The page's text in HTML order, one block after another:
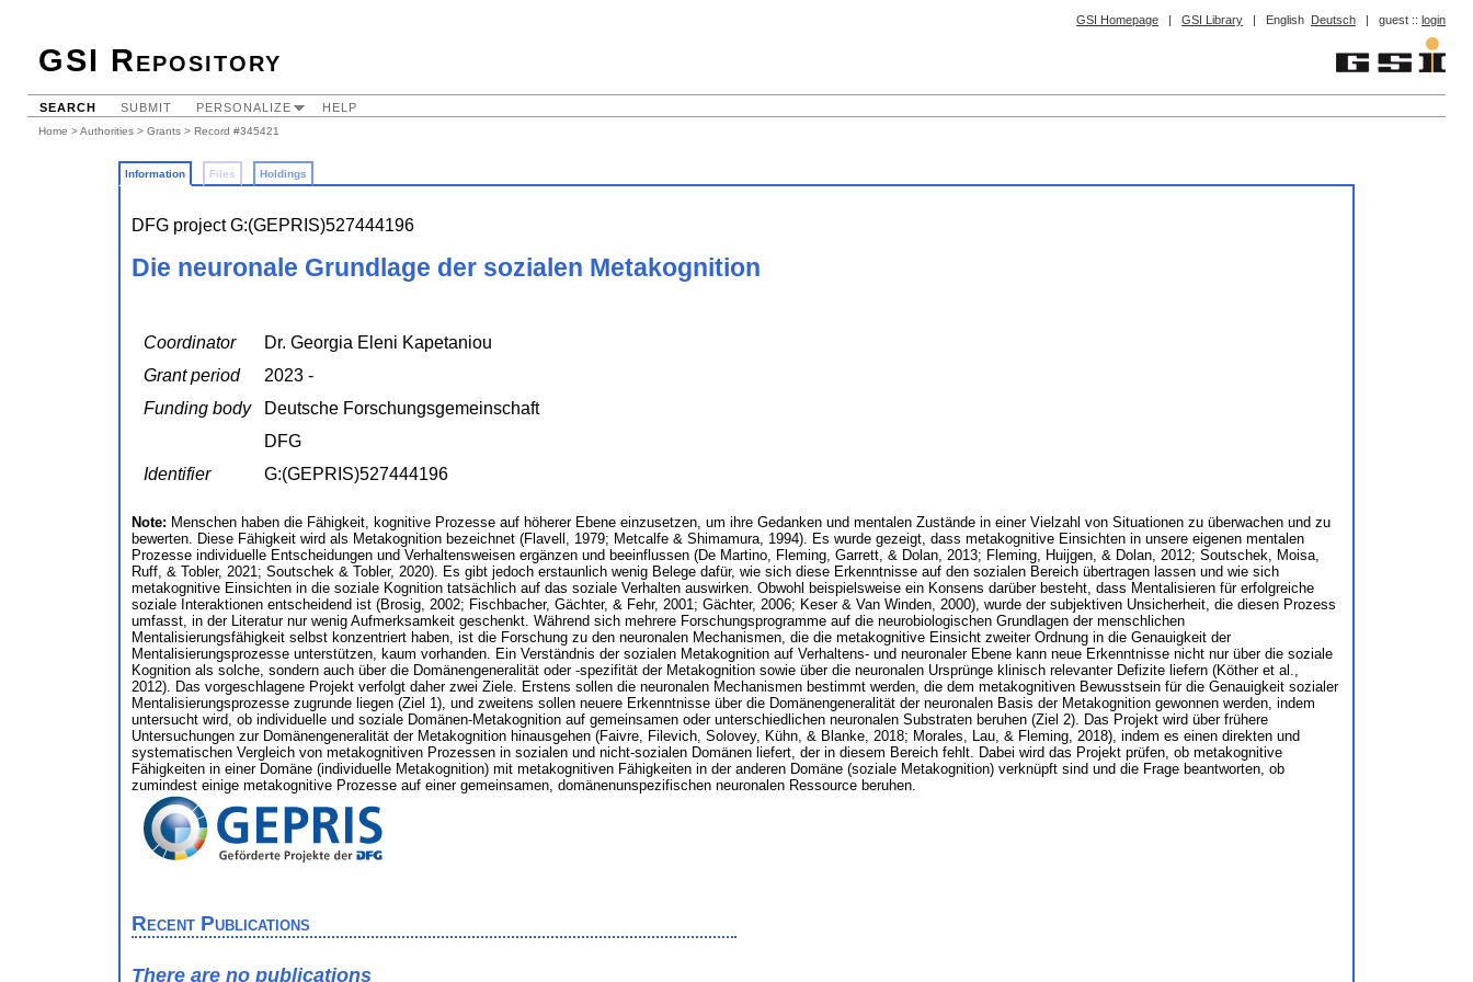
GSI Homepage | GSI Library | English Deutsch | guest :: login
GSI Repository
SEARCH SUBMIT PERSONALIZE HELP
Home >Authorities > Grants > Record #345421
Information Files Holdings
DFG project G:(GEPRIS)527444196
Die neuronale Grundlage der sozialen Metakognition
Coordinator
Dr. Georgia Eleni Kapetaniou
Grant period
2023 -
Funding body
Deutsche Forschungsgemeinschaft
DFG
Identifier
G:(GEPRIS)527444196
Note: Menschen haben die Fähigkeit, kognitive Prozesse auf höherer Ebene einzusetzen, um ihre Gedanken und mentalen Zustände in einer Vielzahl von Situationen zu überwachen und zu
bewerten. Diese Fähigkeit wird als Metakognition bezeichnet (Flavell, 1979; Metcalfe & Shimamura, 1994). Es wurde gezeigt, dass metakognitive Einsichten in unsere eigenen mentalen
Prozesse individuelle Entscheidungen und Verhaltensweisen ergänzen und beeinflussen (De Martino, Fleming, Garrett, & Dolan, 2013; Fleming, Huijgen, & Dolan, 2012; Soutschek, Moisa,
Ruff, & Tobler, 2021; Soutschek & Tobler, 2020). Es gibt jedoch erstaunlich wenig Belege dafür, wie sich diese Erkenntnisse auf den sozialen Bereich übertragen lassen und wie sich
metakognitive Einsichten in die soziale Kognition tatsächlich auf das soziale Verhalten auswirken. Obwohl beispielsweise ein Konsens darüber besteht, dass Mentalisieren für erfolgreiche
soziale Interaktionen entscheidend ist (Brosig, 2002; Fischbacher, Gächter, & Fehr, 2001; Gächter, 2006; Keser & Van Winden, 2000), wurde der subjektiven Unsicherheit, die diesen Prozess
umfasst, in der Literatur nur wenig Aufmerksamkeit geschenkt. Während sich mehrere Forschungsprogramme auf die neurobiologischen Grundlagen der menschlichen
Mentalisierungsfähigkeit selbst konzentriert haben, ist die Forschung zu den neuronalen Mechanismen, die die metakognitive Einsicht zweiter Ordnung in die Genauigkeit der
Mentalisierungsprozesse unterstützen, kaum vorhanden. Ein Verständnis der sozialen Metakognition auf Verhaltens- und neuronaler Ebene kann neue Erkenntnisse nicht nur über die soziale
Kognition als solche, sondern auch über die Domänengeneralität oder -spezifität der Metakognition sowie über die neuronalen Ursprünge klinisch relevanter Defizite liefern (Köther et al.,
2012). Das vorgeschlagene Projekt verfolgt daher zwei Ziele. Erstens sollen die neuronalen Mechanismen bestimmt werden, die dem metakognitiven Bewusstsein für die Genauigkeit sozialer
Mentalisierungsprozesse zugrunde liegen (Ziel 1), und zweitens sollen neuere Erkenntnisse über die Domänengeneralität der neuronalen Basis der Metakognition gewonnen werden, indem
untersucht wird, ob individuelle und soziale Domänen-Metakognition auf gemeinsamen oder unterschiedlichen neuronalen Substraten beruhen (Ziel 2). Das Projekt wird über frühere
Untersuchungen zur Domänengeneralität der Metakognition hinausgehen (Faivre, Filevich, Solovey, Kühn, & Blanke, 2018; Morales, Lau, & Fleming, 2018), indem es einen direkten und
systematischen Vergleich von metakognitiven Prozessen in sozialen und nicht-sozialen Domänen liefert, der in diesem Bereich fehlt. Dabei wird das Projekt prüfen, ob metakognitive
Fähigkeiten in einer Domäne (individuelle Metakognition) mit metakognitiven Fähigkeiten in der anderen Domäne (soziale Metakognition) verknüpft sind und die Frage beantworten, ob
zumindest einige metakognitive Prozesse auf einer gemeinsamen, domänenunspezifischen neuronalen Ressource beruhen.
Recent Publications
There are no publications